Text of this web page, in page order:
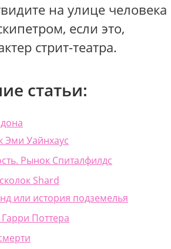
на улице человека
если это,
стрит-театра.
статьи:
Эми Уайнхаус
Рынок Спиталфилдс
Shard
или история подземелья
Поттера